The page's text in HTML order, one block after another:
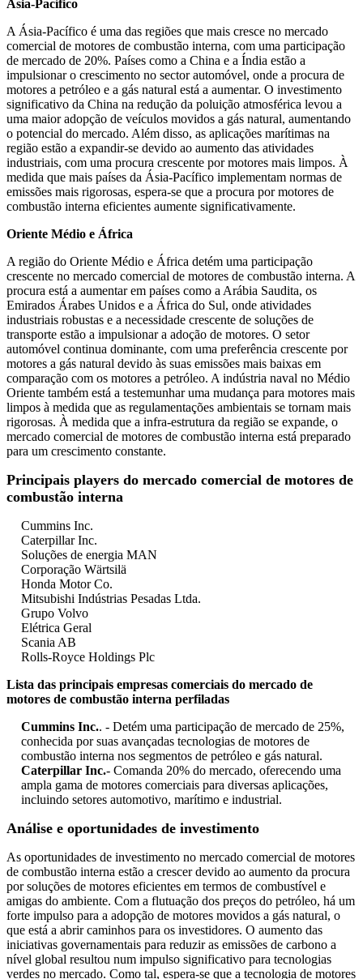
Ásia-Pacífico
A Ásia-Pacífico é uma das regiões que mais cresce no mercado
comercial de motores de combustão interna, com uma participação
de mercado de 20%. Países como a China e a Índia estão a
impulsionar o crescimento no sector automóvel, onde a procura de
motores a petróleo e a gás natural está a aumentar. O investimento
significativo da China na redução da poluição atmosférica levou a
uma maior adopção de veículos movidos a gás natural, aumentando
o potencial do mercado. Além disso, as aplicações marítimas na
região estão a expandir-se devido ao aumento das atividades
industriais, com uma procura crescente por motores mais limpos. À
medida que mais países da Ásia-Pacífico implementam normas de
emissões mais rigorosas, espera-se que a procura por motores de
combustão interna eficientes aumente significativamente.
Oriente Médio e África
A região do Oriente Médio e África detém uma participação
crescente no mercado comercial de motores de combustão interna. A
procura está a aumentar em países como a Arábia Saudita, os
Emirados Árabes Unidos e a África do Sul, onde atividades
industriais robustas e a necessidade crescente de soluções de
transporte estão a impulsionar a adoção de motores. O setor
automóvel continua dominante, com uma preferência crescente por
motores a gás natural devido às suas emissões mais baixas em
comparação com os motores a petróleo. A indústria naval no Médio
Oriente também está a testemunhar uma mudança para motores mais
limpos à medida que as regulamentações ambientais se tornam mais
rigorosas. À medida que a infra-estrutura da região se expande, o
mercado comercial de motores de combustão interna está preparado
para um crescimento constante.
Principais players do mercado comercial de motores de
combustão interna
Cummins Inc.
Caterpillar Inc.
Soluções de energia MAN
Corporação Wärtsilä
Honda Motor Co.
Mitsubishi Indústrias Pesadas Ltda.
Grupo Volvo
Elétrica Geral
Scania AB
Rolls-Royce Holdings Plc
Lista das principais empresas comerciais do mercado de
motores de combustão interna perfiladas
Cummins Inc.. - Detém uma participação de mercado de 25%,
conhecida por suas avançadas tecnologias de motores de
combustão interna nos segmentos de petróleo e gás natural.
Caterpillar Inc.- Comanda 20% do mercado, oferecendo uma
ampla gama de motores comerciais para diversas aplicações,
incluindo setores automotivo, marítimo e industrial.
Análise e oportunidades de investimento
As oportunidades de investimento no mercado comercial de motores
de combustão interna estão a crescer devido ao aumento da procura
por soluções de motores eficientes em termos de combustível e
amigas do ambiente. Com a flutuação dos preços do petróleo, há um
forte impulso para a adopção de motores movidos a gás natural, o
que está a abrir caminhos para os investidores. O aumento das
iniciativas governamentais para reduzir as emissões de carbono a
nível global resultou num impulso significativo para tecnologias
verdes no mercado. Como tal, espera-se que a tecnologia de motores